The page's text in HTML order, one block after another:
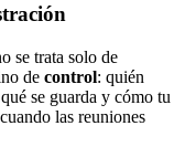
se trata solo de
de control: quién
se guarda y cómo tu
las reuniones